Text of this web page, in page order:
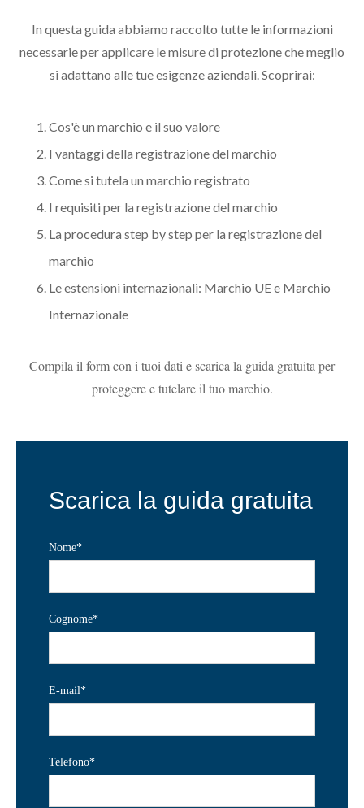
In questa guida abbiamo raccolto tutte le informazioni
necessarie per applicare le misure di protezione che meglio
si adattano alle tue esigenze aziendali. Scoprirai:
Cos'è un marchio e il suo valore
I vantaggi della registrazione del marchio
Come si tutela un marchio registrato
I requisiti per la registrazione del marchio
La procedura step by step per la registrazione del
marchio
Le estensioni internazionali: Marchio UE e Marchio
Internazionale
Compila il form con i tuoi dati e scarica la guida gratuita per
proteggere e tutelare il tuo marchio.
Scarica la guida gratuita
Nome*
Cognome*
E-mail*
Telefono*